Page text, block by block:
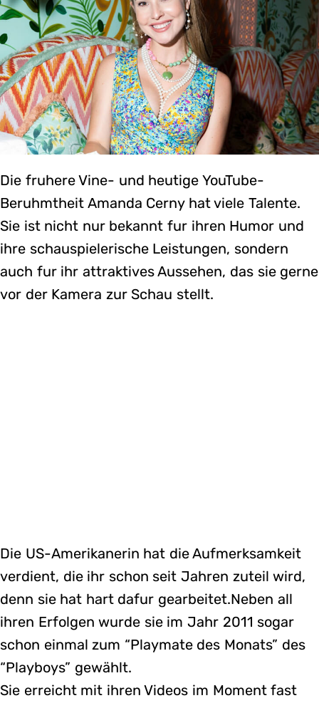
Die fruhere Vine- und heutige YouTube-
Beruhmtheit Amanda Cerny hat viele Talente.
Sie ist nicht nur bekannt fur ihren Humor und
ihre schauspielerische Leistungen, sondern
auch fur ihr attraktives Aussehen, das sie gerne
vor der Kamera zur Schau stellt.
Die US-Amerikanerin hat die Aufmerksamkeit
verdient, die ihr schon seit Jahren zuteil wird,
denn sie hat hart dafur gearbeitet.Neben all
ihren Erfolgen wurde sie im Jahr 2011 sogar
schon einmal zum “Playmate des Monats” des
“Playboys” gewählt.
Sie erreicht mit ihren Videos im Moment fast